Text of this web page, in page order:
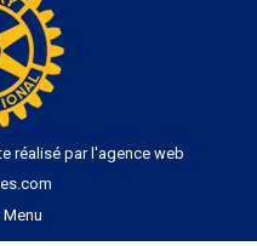
réalisé par l'agence web